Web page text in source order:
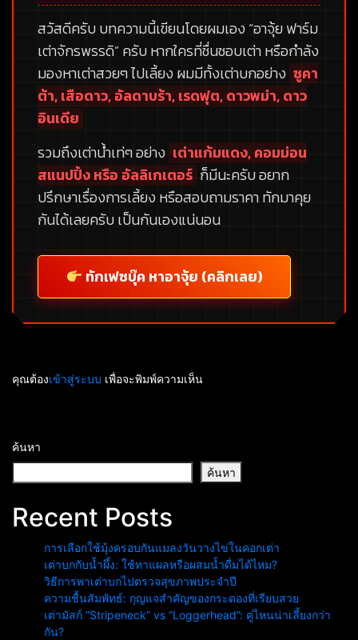
สวัสดีครับ บทความนี้เขียนโดยผมเอง “อาจุ้ย ฟาร์ม
เต่าจักรพรรดิ”ครับ หากใครที่ชื่นชอบเต่า หรือกำลัง
มองหาเต่าสวยๆ ไปเลี้ยง ผมมีทั้งเต่าบกอย่าง ซูคา
ต้า, เสือดาว, อัลดาบร้า, เรดฟุต, ดาวพม่า, ดาว
อินเดีย
รวมถึงเต่าน้ำเท่ๆ อย่าง เต่าแก้มแดง, คอมม่อน
สแนปปิ้ง หรือ อัลลิเกเตอร์ ก็มีนะครับ อยาก
ปรึกษาเรื่องการเลี้ยง หรือสอบถามราคา ทักมาคุย
กันได้เลยครับ เป็นกันเองแน่นอน
ทักเฟซบุ๊ค หาอาจุ้ย (คลิกเลย)
คุณต้องเข้าสู่ระบบ เพื่อจะพิมพ์ความเห็น
ค้นหา
ค้นหา
Recent Posts
การเลือกใช้มุ้งครอบกันแมลงวันวางไข่ในคอกเต่า
เต่าบกกับน้ำผึ้ง: ใช้ทาแผลหรือผสมน้ำดื่มได้ไหม?
วิธีการพาเต่าบกไปตรวจสุขภาพประจำปี
ความชื้นสัมพัทธ์: กุญแจสำคัญของกระดองที่เรียบสวย
เต่ามัสก์ “Stripeneck” vs “Loggerhead”: คู่ไหนน่าเลี้ยงกว่า
กัน?